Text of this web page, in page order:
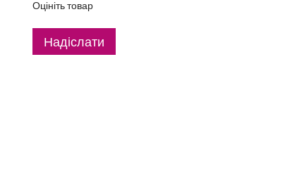
Оцініть товар
Надіслати